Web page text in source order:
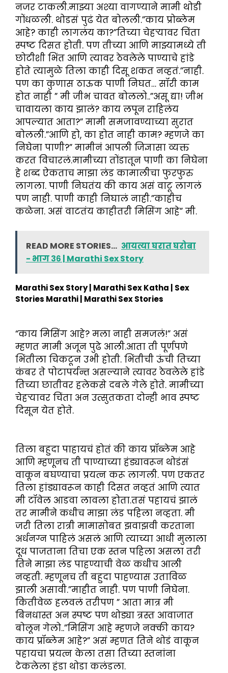
नजर टाकली.माझ्या अश्या वागण्याने मामी थोडी
गोंधळली. थोडसं पुढं येत बोलली.”काय प्रोब्लेम
आहे? काही लागलंय का?”तिच्या चेहऱ्यावर चिंता
स्पष्ट दिसत होती. पण तीच्या आणि माझ्यामध्ये ती
छोटीशी भिंत आणि त्यावर ठेवलेले पाण्याचे हांडे
होते त्यामुळे तिला काही दिसू शकत नव्हतं.”नाही.
पण का कुणास ठाऊक पाणी निघत… सॉरी काम
होत नाही ” मी जीभ चावत बोललो..”असू द्या! जीभ
चावायला काय झालं? काय लपून राहिलंय
आपल्यात आता?” मामी समजावण्याच्या सुरात
बोलली.”आणि हो, का होत नाही काम? म्हणजे का
निघेना पाणी?” मामीनं आपली जिज्ञासा व्यक्त
करत विचारलं.मामीच्या तोंडातून पाणी का निघेना
हे शब्द ऐकताच माझा लंड कामालीचा फुरफुरु
लागला. पाणी निघतंय की काय असं वाटू लागलं
पण नाही. पाणी काही निघालं नाही.”काहीच
कळेना. असं वाटतंय काहीतरी मिसिंग आहे” मी.
READ MORE STORIES... आयत्या घरात घरोबा
- भाग ३६ | Marathi Sex Story
Marathi Sex Story | Marathi Sex Katha | Sex
Stories Marathi | Marathi Sex Stories
“काय मिसिंग आहे? मला नाही समजलं!” असं
म्हणत मामी अजून पुढे आली.आता ती पूर्णपणे
भिंतीला चिकटून उभी होती. भिंतीची ऊंची तिच्या
कंबर ते पोटापर्यन्त असल्याने त्यावर ठेवलेले हांडे
तिच्या छातीवर हलेकसे दबले गेले होते. मामीच्या
चेहऱ्यावर चिंता अन उत्सुतकता दोन्ही भाव स्पष्ट
दिसून येत होते.
तिला बहुदा पाहायचं होतं की काय प्रॉब्लेम आहे
आणि म्हणूनच ती पाण्याच्या हंड्यावरून थोडंसं
वाकून बघण्याचा प्रयत्न करू लागली. पण एकतर
तिला हांड्यावरून काही दिसत नव्हतं आणि त्यात
मी टॉवेल आडवा लावला होता.तसं पहायचं झालं
तर मामीने कधीच माझा लंड पहिला नव्हता. मी
जरी तिला रात्री मामासोबत झवाझवी करताना
अर्धनग्न पाहिलं असलं आणि त्याच्या आधी मुलाला
दूध पाजताना तिचा एक स्तन पहिला असला तरी
तिने माझा लंड पाहण्याची वेळ कधीच आली
नव्हती. म्हणूनच ती बहुदा पाहण्यास उताविळ
झाली असावी.”माहीत नाही. पण पाणी निघेना.
कितीवेळ हलवलं तरीपण ” आता मात्र मी
बिनधास्त अन स्पष्ट पण थोड्या त्रस्त आवाजात
बोलून गेलो..”मिसिंग आहे म्हणजे नक्की काय?
काय प्रॉब्लेम आहे?” असं म्हणत तिने थोडं वाकून
पहायचा प्रयत्न केला तसा तिच्या स्तनांना
टेकलेला हंडा थोडा कलंडला.